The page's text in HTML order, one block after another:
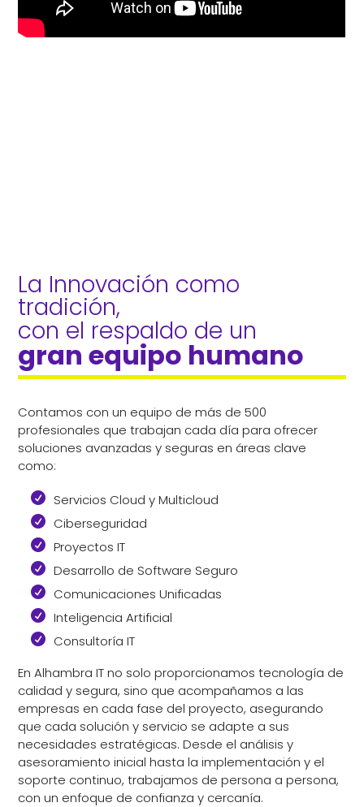
La Innovación como
tradición,
con el respaldo de un
gran equipo humano
Contamos con un equipo de más de 500
profesionales que trabajan cada día para ofrecer
soluciones avanzadas y seguras en áreas clave
como:
Servicios Cloud y Multicloud
Ciberseguridad
Proyectos IT
Desarrollo de Software Seguro
Comunicaciones Unificadas
Inteligencia Artificial
Consultoría IT
En Alhambra IT no solo proporcionamos tecnología de
calidad y segura, sino que acompañamos a las
empresas en cada fase del proyecto, asegurando
que cada solución y servicio se adapte a sus
necesidades estratégicas. Desde el análisis y
asesoramiento inicial hasta la implementación y el
soporte continuo, trabajamos de persona a persona,
con un enfoque de confianza y cercanía.